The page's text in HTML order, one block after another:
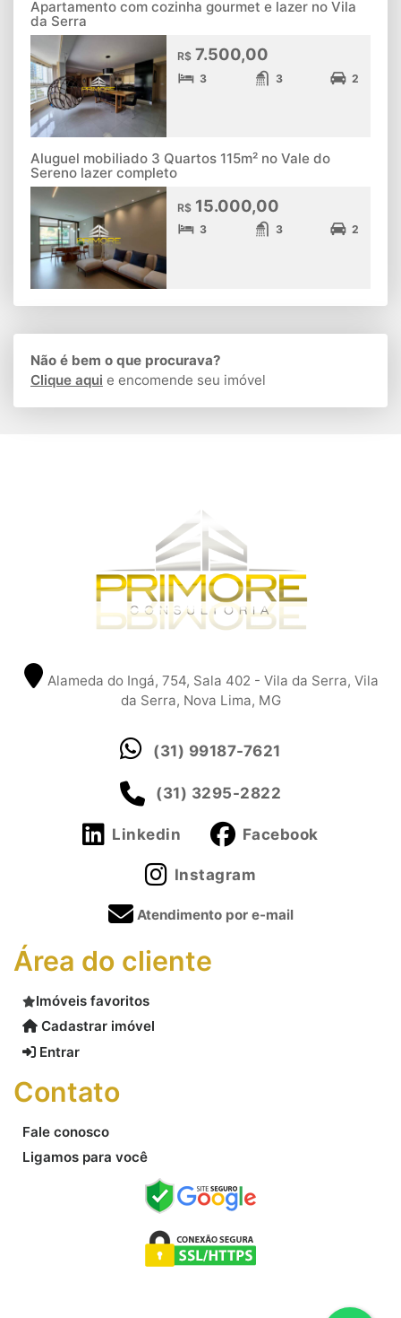
Apartamento com cozinha gourmet e lazer no Vila
da Serra
R$ 7.500,00
3 3 2
Aluguel mobiliado 3 Quartos 115m² no Vale do
Sereno lazer completo
R$ 15.000,00
3 3 2
Não é bem o que procurava?
Clique aqui e encomende seu imóvel
Alameda do Ingá, 754, Sala 402 - Vila da Serra, Vila
da Serra, Nova Lima, MG
(31) 99187-7621
(31) 3295-2822
Linkedin Facebook
Instagram
Atendimento por e-mail
Área do cliente
Imóveis favoritos
Cadastrar imóvel
Entrar
Contato
Fale conosco
Ligamos para você